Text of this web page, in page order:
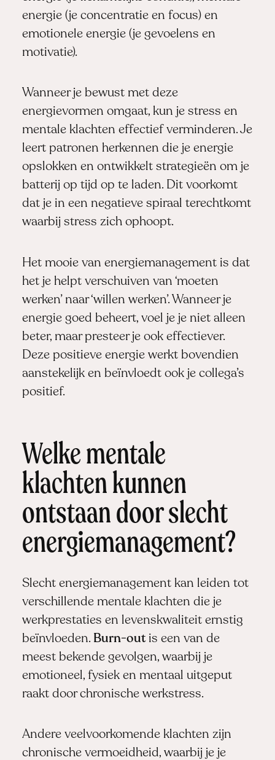
energie (je concentratie en focus) en
emotionele energie (je gevoelens en
motivatie).
Wanneer je bewust met deze
energievormen omgaat, kun je stress en
mentale klachten effectief verminderen. Je
leert patronen herkennen die je energie
opslokken en ontwikkelt strategieën om je
batterij op tijd op te laden. Dit voorkomt
dat je in een negatieve spiraal terechtkomt
waarbij stress zich ophoopt.
Het mooie van energiemanagement is dat
het je helpt verschuiven van ‘moeten
werken’ naar ‘willen werken’. Wanneer je
energie goed beheert, voel je je niet alleen
beter, maar presteer je ook effectiever.
Deze positieve energie werkt bovendien
aanstekelijk en beïnvloedt ook je collega’s
positief.
Welke mentale
klachten kunnen
ontstaan door slecht
energiemanagement?
Slecht energiemanagement kan leiden tot
verschillende mentale klachten die je
werkprestaties en levenskwaliteit ernstig
beïnvloeden. Burn-outis een van de
meest bekende gevolgen, waarbij je
emotioneel, fysiek en mentaal uitgeput
raakt door chronische werkstress.
Andere veelvoorkomende klachten zijn
chronische vermoeidheid, waarbij je je